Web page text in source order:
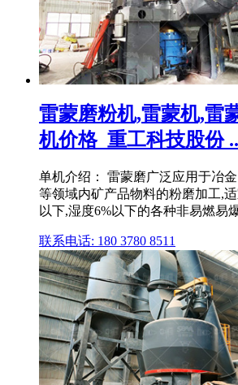
雷蒙磨粉机,雷蒙机,雷
机价格_重工科技股份
单机介绍： 雷蒙磨广泛应用于冶
等领域内矿产品物料的粉磨加工,
以下,湿度6%以下的各种非易燃易
联系电话: 180 3780 8511